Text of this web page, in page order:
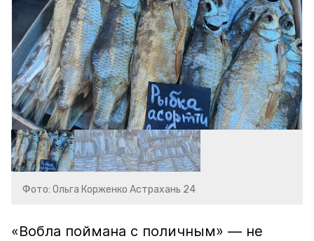
Фото: Ольга Корженко Астрахань 24
«Вобла поймана с поличным» — не